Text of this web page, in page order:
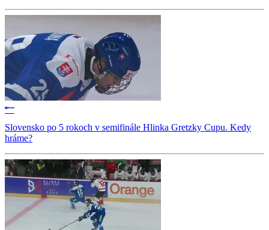
Slovensko po 5 rokoch v semifinále Hlinka Gretzky Cupu. Kedy
hráme?